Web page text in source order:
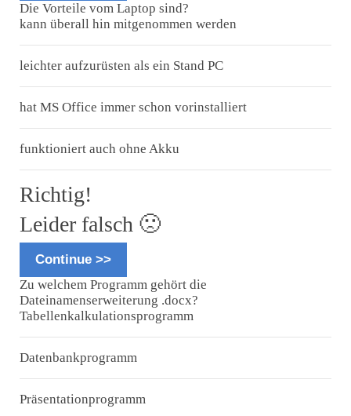
Die Vorteile vom Laptop sind?
kann überall hin mitgenommen werden
leichter aufzurüsten als ein Stand PC
hat MS Office immer schon vorinstalliert
funktioniert auch ohne Akku
Richtig!
Leider falsch 🙁
Continue >>
Zu welchem Programm gehört die
Dateinamenserweiterung .docx?
Tabellenkalkulationsprogramm
Datenbankprogramm
Präsentationprogramm